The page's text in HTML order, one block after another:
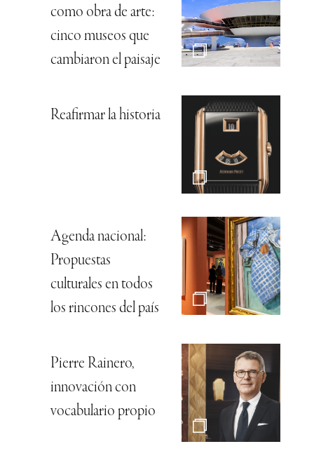
como obra de arte:
cinco museos que
cambiaron el paisaje
Reafirmar la historia
Agenda nacional:
Propuestas
culturales en todos
los rincones del país
Pierre Rainero,
innovación con
vocabulario propio